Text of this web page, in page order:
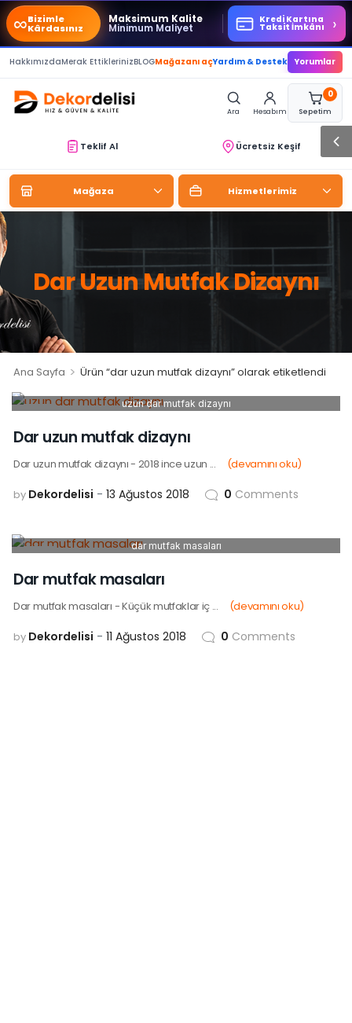
∞Bizimle
Kârdasınız
Maksimum Kalite
Minimum Maliyet
Kredi Kartına
Taksit İmkânı ›
HakkımızdaMerak EttiklerinizBLOGMağazanı açYardım & Destek Yorumlar
Ara Hesabım
0
Sepetim
Teklif Al Ücretsiz Keşif
Mağaza Hizmetlerimiz
Dar Uzun Mutfak Dizaynı
Ana Sayfa > Ürün “dar uzun mutfak dizaynı” olarak etiketlendi
13
uzun dar mutfak dizaynı
Dar uzun mutfak dizaynı
Dar uzun mutfak dizaynı - 2018 ince uzun ... (devamını oku)
by Dekordelisi 13 Ağustos 2018 0 Comments
11
dar mutfak masaları
Dar mutfak masaları
Dar mutfak masaları - Küçük mutfaklar iç ... (devamını oku)
by Dekordelisi 11 Ağustos 2018 0 Comments